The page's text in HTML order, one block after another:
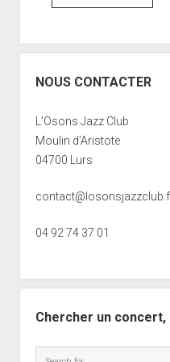
NOUS CONTACTER
L’Osons Jazz Club
Moulin d’Aristote
04700 Lurs
04 92 74 37 01
Chercher un